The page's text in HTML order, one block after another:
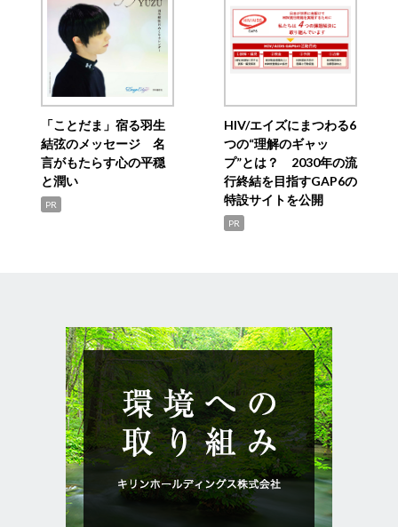
「ことだま」宿る羽生
結弦のメッセージ 名
言がもたらす心の平穏
と潤い
PR
HIV/エイズにまつわる6
つの“理解のギャッ
プ”とは？ 2030年の流
行終結を目指すGAP6の
特設サイトを公開
PR